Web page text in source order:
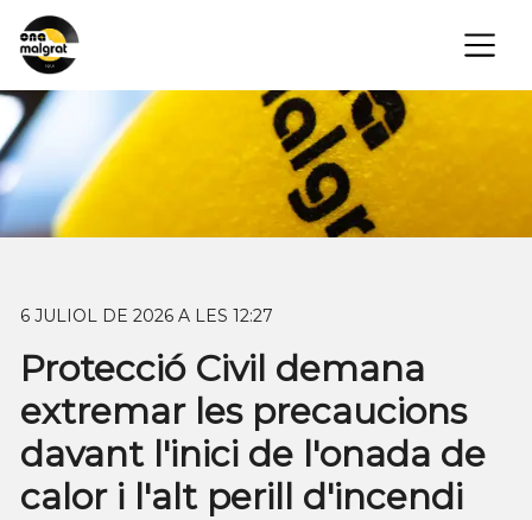
×
6 JULIOL DE 2026 A LES 12:27
Protecció Civil demana
extremar les precaucions
davant l'inici de l'onada de
calor i l'alt perill d'incendi